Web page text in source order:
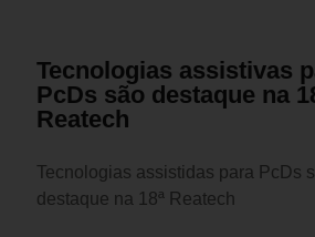
Tecnologias assistivas
PcDs são destaque na
Reatech
Tecnologias assistidas para PcDs
destaque na 18ª Reatech